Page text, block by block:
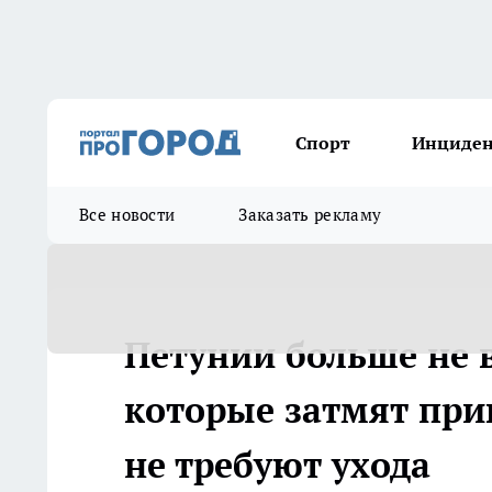
Спорт
Все новости Заказать рекламу
Петунии больше не
которые затмят
не требуют ухода